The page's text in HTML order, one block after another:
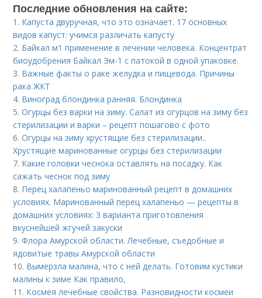
Последние обновления на сайте:
1. Капуста двуручная, что это означает. 17 основных
видов капуст: учимся различать капусту
2. Байкал м1 применение в лечении человека. Концентрат
биоудобрения Байкал Эм-1 с патокой в одной упаковке.
3. Важные факты о раке желудка и пищевода. Причины
рака ЖКТ
4. Виноград блондинка ранняя. Блондинка
5.Огурцы без варки на зиму. Салат из огурцов на зиму без
стерилизации и варки – рецепт пошагово с фото
6.Огурцы на зиму хрустящие без стерилизации..
Хрустящие маринованные огурцы без стерилизации
7. Какие головки чеснока оставлять на посадку. Как
сажать чеснок под зиму
8. Перец халапеньо маринованный рецепт в домашних
условиях. Маринованный перец халапеньо — рецепты в
домашних условиях: 3 варианта приготовления
вкуснейшей жгучей закуски
9.Флора Амурской области. Лечебные, съедобные и
ядовитые травы Амурской области
10. Вымерзла малина, что с ней делать. Готовим кустики
малины к зиме Как правило,
11. Космея лечебные свойства. Разновидности космеи